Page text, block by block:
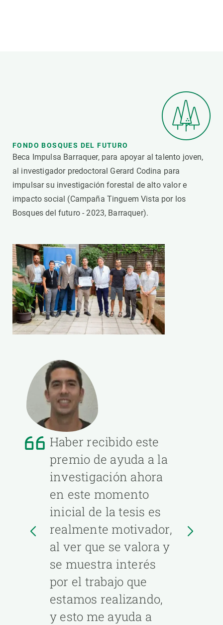
FONDO BOSQUES DEL FUTURO
Beca Impulsa Barraquer, para apoyar al talento joven,
al investigador predoctoral Gerard Codina para
impulsar su investigación forestal de alto valor e
impacto social (Campaña Tinguem Vista por los
Bosques del futuro - 2023, Barraquer).
Haber recibido este
premio de ayuda a la
investigación ahora
en este momento
inicial de la tesis es
realmente motivador,
al ver que se valora y
se muestra interés
por el trabajo que
estamos realizando,
y esto me ayuda a